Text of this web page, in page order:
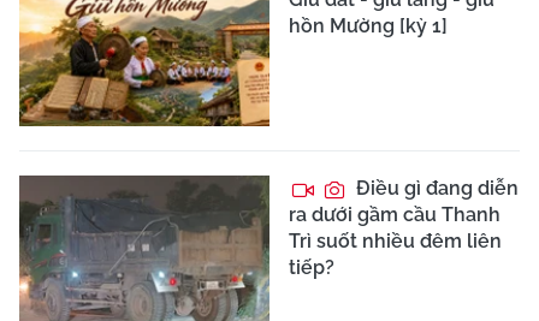
hồn Mường [kỳ 1]
Điều gì đang diễn
ra dưới gầm cầu Thanh
Trì suốt nhiều đêm liên
tiếp?